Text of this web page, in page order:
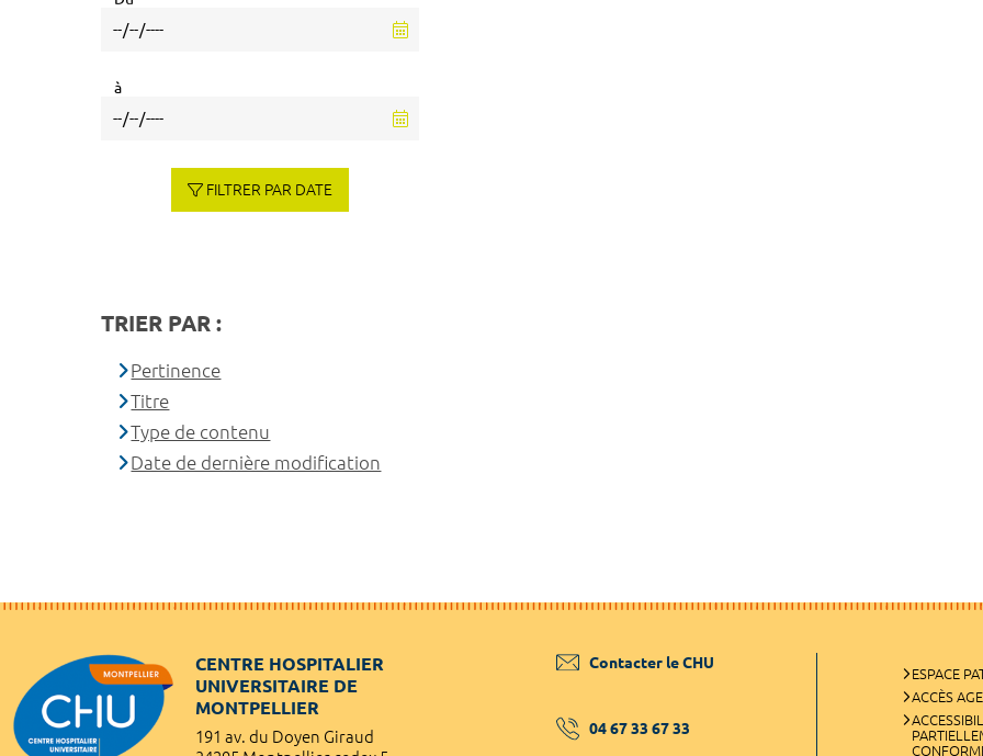
à
FILTRER PAR DATE
TRIER PAR :
Pertinence
Titre
Type de contenu
Date de dernière modification
CENTRE HOSPITALIER
UNIVERSITAIRE DE
MONTPELLIER
191 av. du Doyen Giraud
Contacter le CHU
04 67 33 67 33
ESPACE
ACCÈS